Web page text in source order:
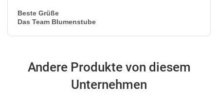
Beste Grüße
Das Team Blumenstube
Andere Produkte von diesem
Unternehmen